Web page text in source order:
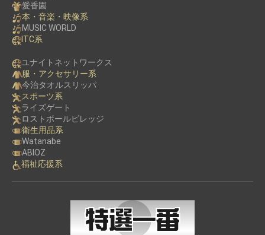
愛香園
本・音楽・映像系
MUSIC WORLD
ITC系
ユナイトネットワークス
服・アクセサリー系
今治タオルスリッパ
スポーツ系
ライズゲート
ロストボールビレッジ
衛生用品系
Watanabe
ABIOZ
福祉応援系